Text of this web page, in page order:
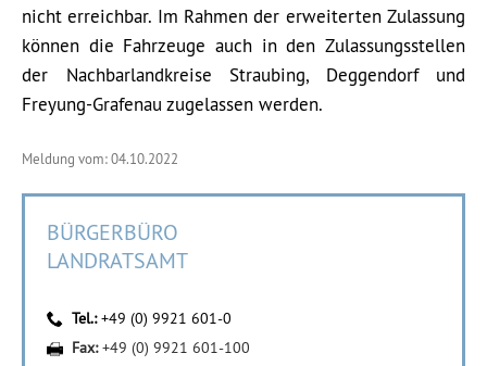
nicht erreichbar. Im Rahmen der erweiterten Zulassung
können die Fahrzeuge auch in den Zulassungsstellen
der Nachbarlandkreise Straubing, Deggendorf und
Freyung-Grafenau zugelassen werden.
Meldung vom: 04.10.2022
BÜRGERBÜRO
LANDRATSAMT
Tel.:+49 (0) 9921 601-0
Fax:+49 (0) 9921 601-100